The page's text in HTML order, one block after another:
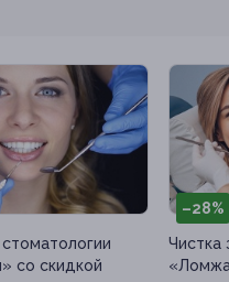
со скидкой
–28%
Чистка